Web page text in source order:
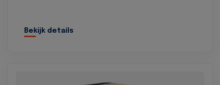
Bekijk details